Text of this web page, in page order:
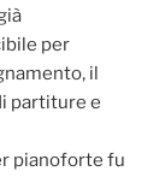
per
il
partiture e
pianoforte fu